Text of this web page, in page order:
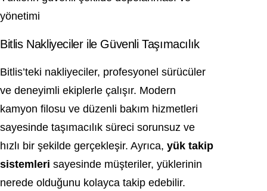
yönetimi
Bitlis Nakliyeciler ile Güvenli Taşımacılık
Bitlis’teki nakliyeciler, profesyonel sürücüler
ve deneyimli ekiplerle çalışır. Modern
kamyon filosu ve düzenli bakım hizmetleri
sayesinde taşımacılık süreci sorunsuz ve
hızlı bir şekilde gerçekleşir. Ayrıca, yük takip
sistemleri sayesinde müşteriler, yüklerinin
nerede olduğunu kolayca takip edebilir.